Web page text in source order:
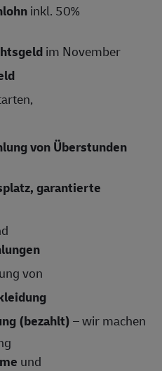
inkl. 50%
im November
von Überstunden
garantierte
von
(bezahlt)– wir machen
und